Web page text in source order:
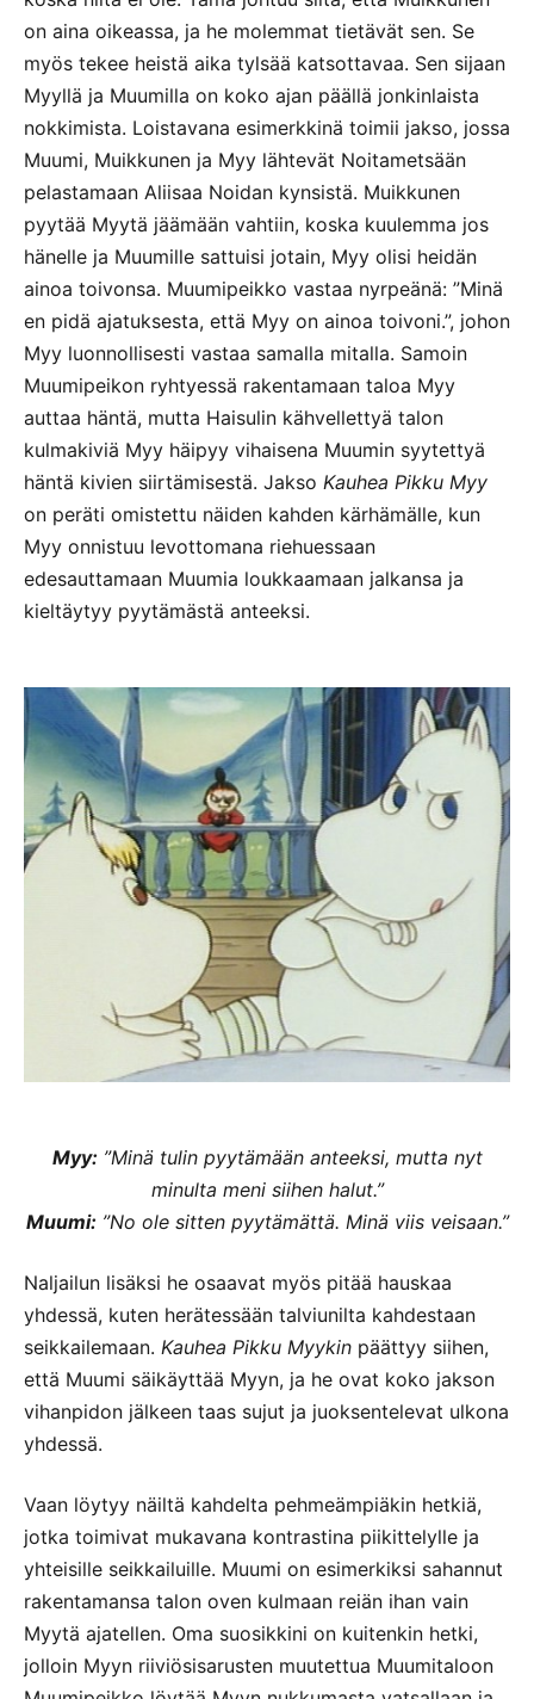
on aina oikeassa, ja he molemmat tietävät sen. Se
myös tekee heistä aika tylsää katsottavaa. Sen sijaan
Myyllä ja Muumilla on koko ajan päällä jonkinlaista
nokkimista. Loistavana esimerkkinä toimii jakso, jossa
Muumi, Muikkunen ja Myy lähtevät Noitametsään
pelastamaan Aliisaa Noidan kynsistä. Muikkunen
pyytää Myytä jäämään vahtiin, koska kuulemma jos
hänelle ja Muumille sattuisi jotain, Myy olisi heidän
ainoa toivonsa. Muumipeikko vastaa nyrpeänä: ”Minä
en pidä ajatuksesta, että Myy on ainoa toivoni.”, johon
Myy luonnollisesti vastaa samalla mitalla. Samoin
Muumipeikon ryhtyessä rakentamaan taloa Myy
auttaa häntä, mutta Haisulin kähvellettyä talon
kulmakiviä Myy häipyy vihaisena Muumin syytettyä
häntä kivien siirtämisestä. Jakso Kauhea Pikku Myy
on peräti omistettu näiden kahden kärhämälle, kun
Myy onnistuu levottomana riehuessaan
edesauttamaan Muumia loukkaamaan jalkansa ja
kieltäytyy pyytämästä anteeksi.
Myy:”Minä tulin pyytämään anteeksi, mutta nyt
minulta meni siihen halut.”
Muumi:”No ole sitten pyytämättä. Minä viis veisaan.”
Naljailun lisäksi he osaavat myös pitää hauskaa
yhdessä, kuten herätessään talviunilta kahdestaan
seikkailemaan. Kauhea Pikku Myykin päättyy siihen,
että Muumi säikäyttää Myyn, ja he ovat koko jakson
vihanpidon jälkeen taas sujut ja juoksentelevat ulkona
yhdessä.
Vaan löytyy näiltä kahdelta pehmeämpiäkin hetkiä,
jotka toimivat mukavana kontrastina piikittelylle ja
yhteisille seikkailuille. Muumi on esimerkiksi sahannut
rakentamansa talon oven kulmaan reiän ihan vain
Myytä ajatellen. Oma suosikkini on kuitenkin hetki,
jolloin Myyn riiviösisarusten muutettua Muumitaloon